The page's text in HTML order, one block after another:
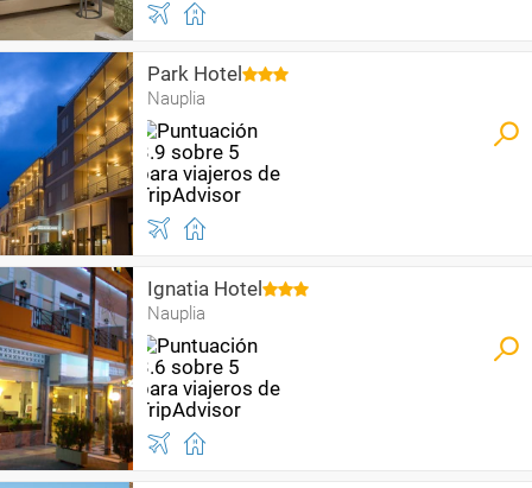
Park Hotel
Nauplia
Ignatia Hotel
Nauplia